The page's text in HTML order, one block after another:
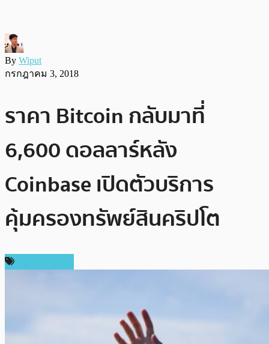
By Wiput
กรกฎาคม 3, 2018
ราคา Bitcoin กลับมาที่
6,600 ดอลลาร์หลัง
Coinbase เปิดตัวบริการ
คุ้มครองทรัพย์สินคริปโต